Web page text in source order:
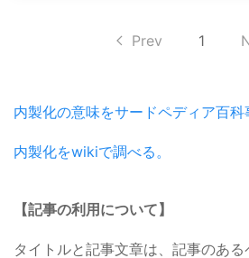
Prev 1
内製化の意味をサードペディア百科
内製化をwikiで調べる。
【記事の利用について】
タイトルと記事文章は、記事のあ